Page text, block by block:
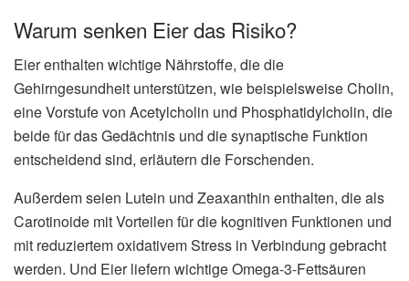
Warum senken Eier das Risiko?
Eier enthalten wichtige Nährstoffe, die die
Gehirngesundheit unterstützen, wie beispielsweise Cholin,
eine Vorstufe von Acetylcholin und Phosphatidylcholin, die
beide für das Gedächtnis und die synaptische Funktion
entscheidend sind, erläutern die Forschenden.
Außerdem seien Lutein und Zeaxanthin enthalten, die als
Carotinoide mit Vorteilen für die kognitiven Funktionen und
mit reduziertem oxidativem Stress in Verbindung gebracht
werden. Und Eier liefern wichtige Omega-3-Fettsäuren